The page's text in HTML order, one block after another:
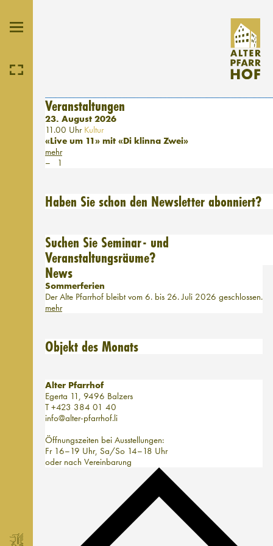
Veranstaltungen
23. August 2026
11.00 Uhr Kultur
«Live um 11» mit «Di klinna Zwei»
mehr
1
Haben Sie schon den Newsletter abonniert?
Suchen Sie Seminar- und
Veranstaltungsräume?
News
Sommerferien
Der Alte Pfarrhof bleibt vom 6. bis 26. Juli 2026 geschlossen.
mehr
Objekt des Monats
Alter Pfarrhof
Egerta 11, 9496 Balzers
T +423 384 01 40
info@alter-pfarrhof.li
Öffnungszeiten bei Ausstellungen:
Fr 16–19 Uhr, Sa/So 14–18 Uhr
oder nach Vereinbarung